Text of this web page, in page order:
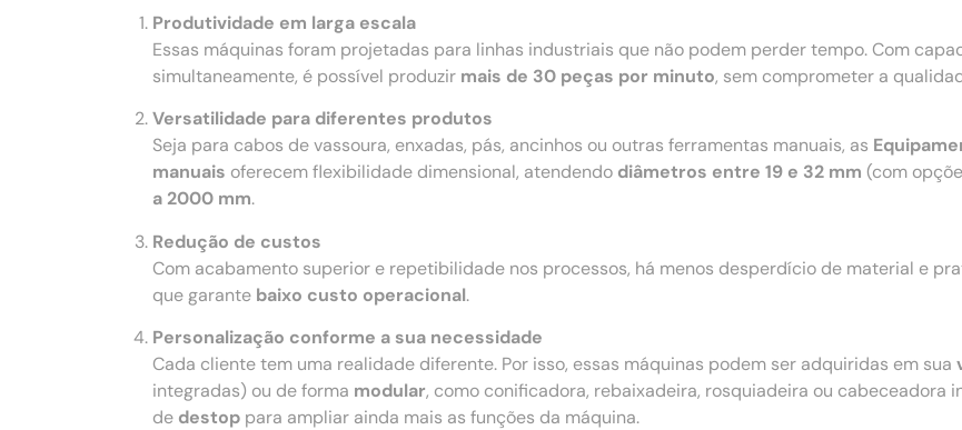
Produtividade em larga escala
Essas máquinas foram projetadas para linhas industriais que não podem perder tempo. Com
simultaneamente, é possível produzir mais de 30 peças por minuto, sem comprometer a
Versatilidade para diferentes produtos
Seja para cabos de vassoura, enxadas, pás, ancinhos ou outras ferramentas manuais, as
manuais oferecem flexibilidade dimensional, atendendo diâmetros entre 19 e 32 mm (com
a 2000 mm.
Redução de custos
Com acabamento superior e repetibilidade nos processos, há menos desperdício de material e
que garante baixo custo operacional.
Personalização conforme a sua necessidade
Cada cliente tem uma realidade diferente. Por isso, essas máquinas podem ser adquiridas em sua
integradas) ou de forma modular, como conificadora, rebaixadeira, rosquiadeira ou cabeceadora
de destop para ampliar ainda mais as funções da máquina.